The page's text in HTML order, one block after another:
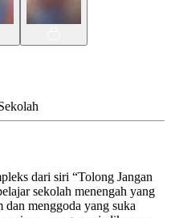
dari siri “Tolong Jangan
sekolah menengah yang
menggoda yang suka